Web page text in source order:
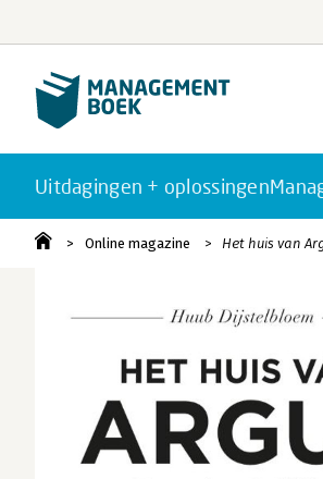
Uitdagingen + oplossingen
Online magazine Het huis van